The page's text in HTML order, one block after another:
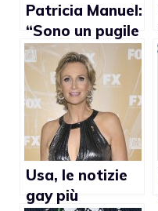
Patricia Manuel:
“Sono un pugile
femminile
fieramente
lesbica e
attivista”
Usa, le notizie
gay più